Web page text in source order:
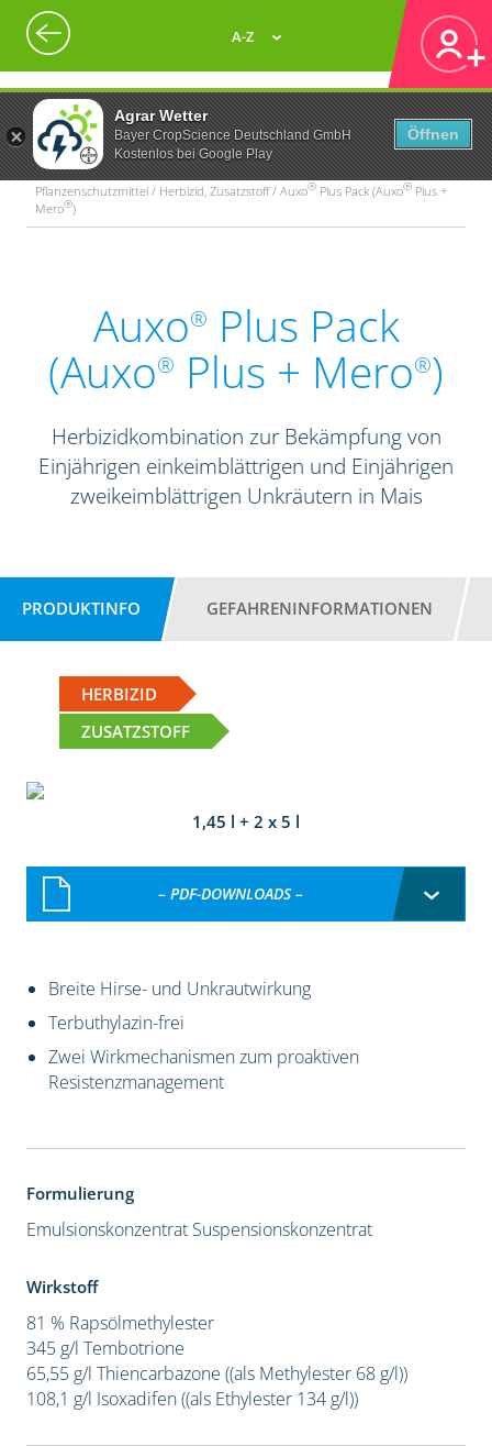
Agrar Wetter
Bayer CropScience Deutschland GmbH
Kostenlos bei Google Play
Öffnen
A-Z
Pflanzenschutzmittel / Herbizid, Zusatzstoff / Auxo® Plus Pack (Auxo® Plus +
Mero®)
Auxo® Plus Pack
(Auxo® Plus + Mero®)
Herbizidkombination zur Bekämpfung von
Einjährigen einkeimblättrigen und Einjährigen
zweikeimblättrigen Unkräutern in Mais
PRODUKTINFO GEFAHRENINFORMATIONEN
HERBIZID
ZUSATZSTOFF
1,45 l + 2 x 5 l
– PDF-DOWNLOADS –
Breite Hirse- und Unkrautwirkung
Terbuthylazin-frei
Zwei Wirkmechanismen zum proaktiven
Resistenzmanagement
Formulierung
Emulsionskonzentrat Suspensionskonzentrat
Wirkstoff
81 % Rapsölmethylester
345 g/l Tembotrione
65,55 g/l Thiencarbazone ((als Methylester 68 g/l))
108,1 g/l Isoxadifen ((als Ethylester 134 g/l))